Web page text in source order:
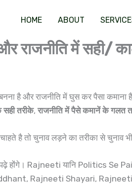
HOME ABOUT
राजनीति में सही/
है और राजनीति में घुस कर पैसा कमाना
सही तरीके, राजनीति में पैसे कमानें के गलत
है तो चुनाव लड़ने का तरीका से चुनाव
होंगे। Rajneeti यानि Politics Se
Rajneeti Shayari, Rajneeti